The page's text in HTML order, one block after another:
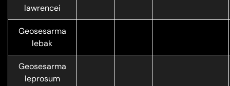
lawrencei
Geosesarma
lebak
Geosesarma
leprosum